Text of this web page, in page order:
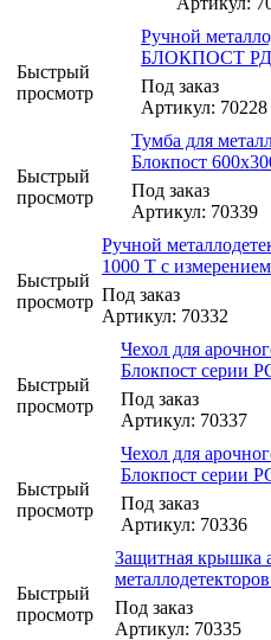
Быстрый
просмотр
Ручной
БЛОКПОСТ
Под заказ
Артикул: 70228
Быстрый
просмотр
Тумба для
Блокпост
Под заказ
Артикул: 70339
Быстрый
просмотр
Ручной
1000 Т с
Под заказ
Артикул: 70332
Быстрый
просмотр
Чехол для
Блокпост серии
Под заказ
Артикул: 70337
Быстрый
просмотр
Чехол для
Блокпост серии
Под заказ
Артикул: 70336
Быстрый
просмотр
Защитная крышка
Под заказ
Артикул: 70335